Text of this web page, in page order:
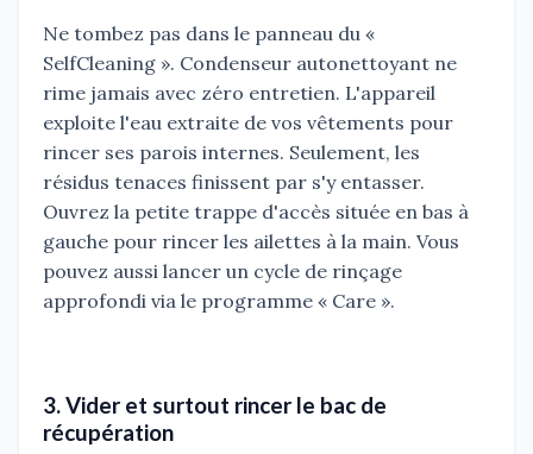
Ne tombez pas dans le panneau du «
SelfCleaning ». Condenseur autonettoyant ne
rime jamais avec zéro entretien. L'appareil
exploite l'eau extraite de vos vêtements pour
rincer ses parois internes. Seulement, les
résidus tenaces finissent par s'y entasser.
Ouvrez la petite trappe d'accès située en bas à
gauche pour rincer les ailettes à la main. Vous
pouvez aussi lancer un cycle de rinçage
approfondi via le programme « Care ».
3. Vider et surtout rincer le bac de
récupération